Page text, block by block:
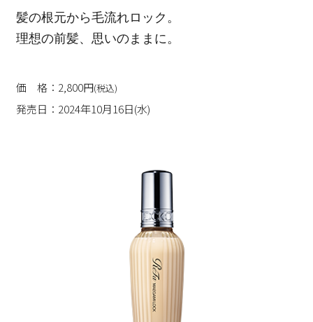
髪の根元から毛流れロック。
理想の前髪、思いのままに。
価 格：2,800円(税込)
発売日：2024年10月16日(水)